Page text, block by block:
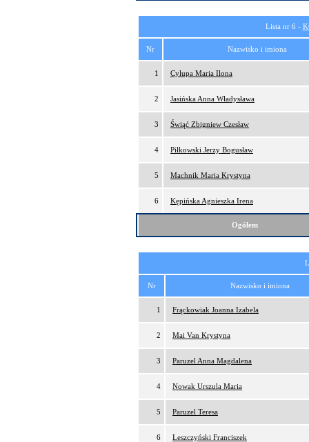
Lista nr 6 -
Nr Nazwisko i imiona
1 Cylupa Maria Ilona
2 Jasińska Anna Władysława
3 Świąć Zbigniew Czesław
4 Piłkowski Jerzy Bogusław
5 Machnik Maria Krystyna
6 Kępińska Agnieszka Irena
Ogółem
Nr Nazwisko i imiona
1 Frąckowiak Joanna Izabela
2 Mai Van Krystyna
3 Paruzel Anna Magdalena
4 Nowak Urszula Maria
5 Paruzel Teresa
6 Leszczyński Franciszek